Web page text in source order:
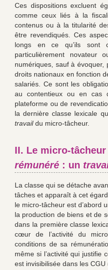
Ces dispositions excluent
comme ceux liés à la
contenus ou à la titularité
être revendiqués. Ces
longs en ce qu’ils sont
particulièrement novateur
numériques, sauf à
droits nationaux en fonction
salariés. Ce sont les
au contentieux ou en cas
plateforme ou de
la dernière classe lexicale
travaildu micro-tâcheur.
II. Le micro-
rémunéré : un
La classe qui se détache
tâches et apparaît à cet
le micro-tâcheur est d’abord
la production de biens et de
dans la première classe
cœur de l’activité du
conditions de sa
même si l’activité qui
est invisibilisée dans les CGU